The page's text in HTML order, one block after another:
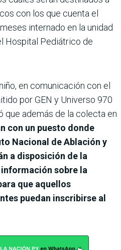
con los que cuenta el
internado en la unidad
Hospital Pediátrico de
en comunicación con el
por GEN y Universo 970
además de la colecta en
con un puesto donde
Nacional de Ablación y
a disposición de la
sobre la
que aquellos
puedan inscribirse al